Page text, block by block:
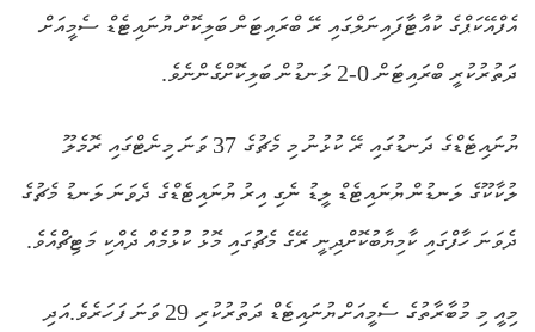
އެފްއޭކަޕްގެ ކުއާޓާފައިނަލްގައި ރޭ ބްރައިޓަން ބަލިކޮށް ޔުނައިޓެޑް ސެމީއަށް
ދަތުރުކުރީ ބްރައިޓަން 0-2 ލަނޑުން ބަލިކޮށްގެންނެވެ.
ޔުނައިޓެޑްގެ ދަނޑުގައި ރޭ ކުޅުނު މި މެޗުގެ 37 ވަނަ މިނެޓްގައި ރޮމެލޫ
ލުކާކޫގެ ލަނޑުން ޔުނައިޓެޑް ލީޑު ނެގި އިރު ޔުނައިޓެޑްގެ ދެވަނަ ލަނޑު މެޗުގެ
ދެވަނަ ހާފްގައި ކާމިޔާބުކޮށްދިނީ ރޭގެ މެޗުގައި މޮޅު ކުޅުމެއް ދެއްކި މަޓިޗްއެވެ.
މިއީ މި މުބާރާތުގެ ސެމީއަށް ޔުނައިޓެޑް ދަތުރުކުރި 29 ވަނަ ފަހަރެވެ.އަދި